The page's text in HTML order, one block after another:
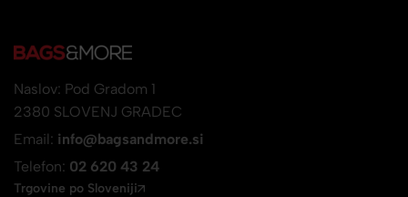
Naslov: Pod Gradom 1
2380 SLOVENJ GRADEC
Email: info@bagsandmore.si
Telefon: 02 620 43 24
Trgovine po Sloveniji